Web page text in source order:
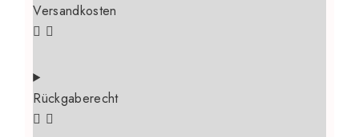
Versandkosten
Rückgaberecht